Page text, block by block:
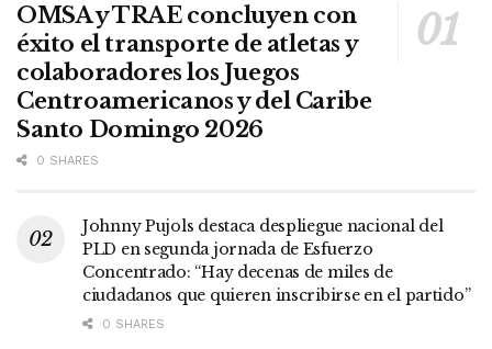
OMSA y TRAE concluyen con
éxito el transporte de atletas y
colaboradores los Juegos
Centroamericanos y del Caribe
Santo Domingo 2026
0 SHARES
Johnny Pujols destaca despliegue nacional del
PLD en segunda jornada de Esfuerzo
Concentrado: “Hay decenas de miles de
ciudadanos que quieren inscribirse en el partido”
0 SHARES